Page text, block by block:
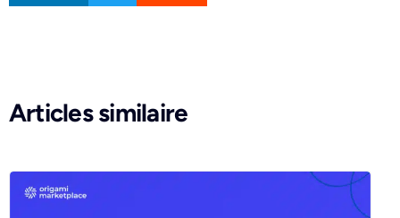
Articles similaire